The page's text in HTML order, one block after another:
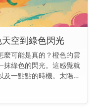
空到綠色閃光
麼可能是真的？橙色的雲
抹綠色的閃光。這感覺就
一點點的時機。太陽可
見解： 日落的顏色是